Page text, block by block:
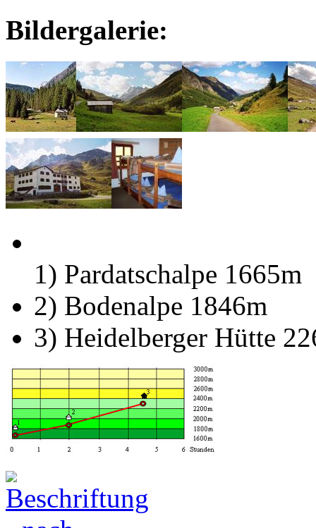
Bildergalerie:
1) Pardatschalpe 1665m
2) Bodenalpe 1846m
3) Heidelberger Hütte